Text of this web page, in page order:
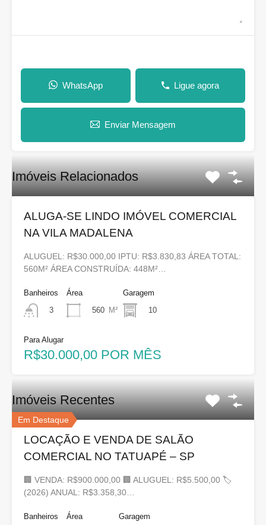
WhatsApp Ligue agora
Enviar Mensagem
Imóveis Relacionados
ALUGA-SE LINDO IMÓVEL COMERCIAL
NA VILA MADALENA
ALUGUEL: R$30.000,00 IPTU: R$3.830,83 ÁREA TOTAL:
560M² ÁREA CONSTRUÍDA: 448M²…
Banheiros
3
Área
560 M²
Garagem
10
Para Alugar
R$30.000,00 POR MÊS
Imóveis Recentes
Em Destaque
LOCAÇÃO E VENDA DE SALÃO
COMERCIAL NO TATUAPÉ – SP
🏢 VENDA: R$900.000,00 🏢 ALUGUEL: R$5.500,00 🏷
(2026) ANUAL: R$3.358,30…
Banheiros
Área
Garagem